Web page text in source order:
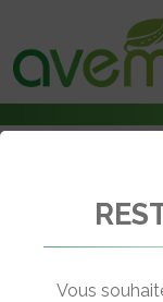
Un nouvel Opel
Vous